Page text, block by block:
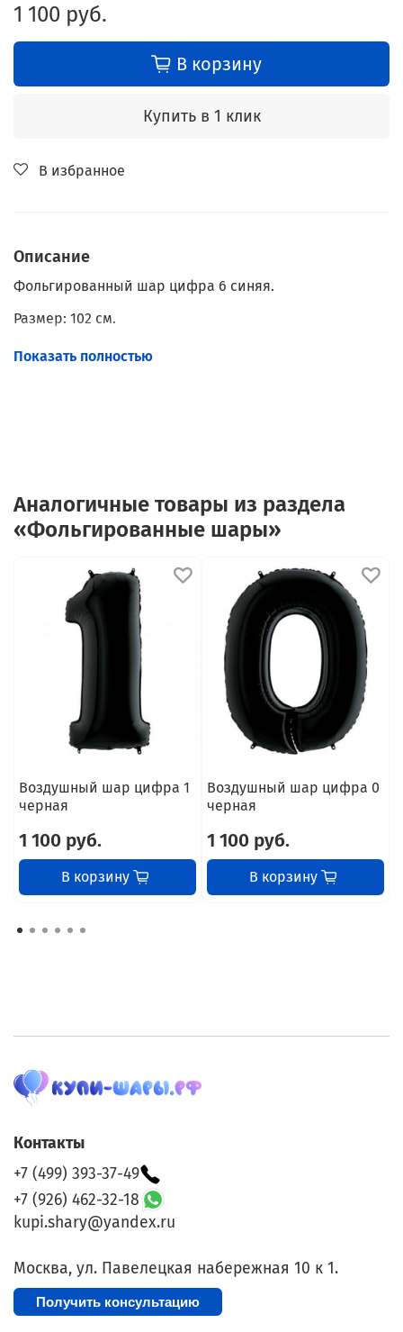
1 100 руб.
В корзину
Купить в 1 клик
В избранное
Описание
Фольгированный шар цифра 6 синяя.
Размер: 102 см.
Наполнение: Гелий.
Показать полностью
Аналогичные товары из раздела
«Фольгированные шары»
Воздушный шар цифра 1
черная
1 100 руб.
В корзину
Воздушный шар цифра 0
черная
1 100 руб.
В корзину
Контакты
+7 (499) 393-37-49
+7 (926) 462-32-18
kupi.shary@yandex.ru
Москва, ул. Павелецкая набережная 10 к 1.
Получить консультацию